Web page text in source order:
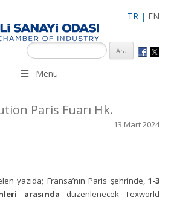
TR | EN
kuruluşuna uzman çalışanları ile İzmit
Gebze ve İMES OSB’deki ofisleri ile
Menü
Paris Fuarı Hk.
13 Mart 2024
yazıda; Fransa’nın Paris şehrinde, 1-3
arasında düzenlenecek Texworld